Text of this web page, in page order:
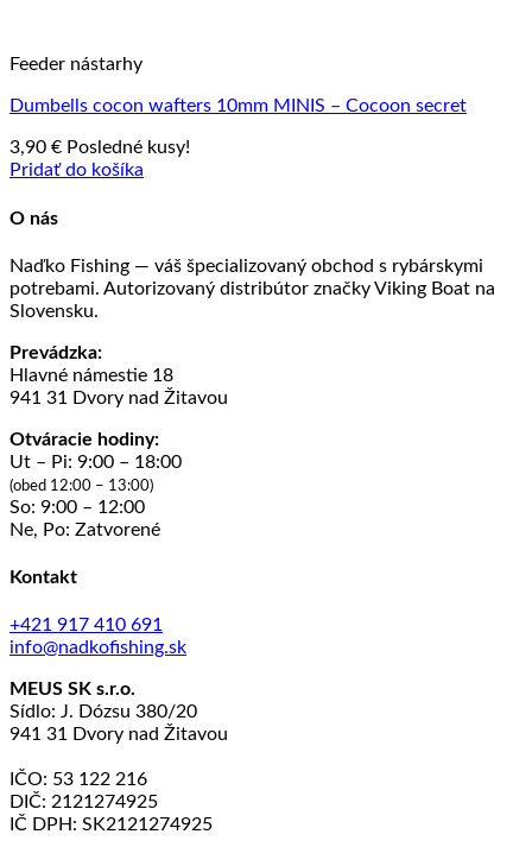
Feeder nástarhy
Dumbells cocon wafters 10mm MINIS – Cocoon secret
3,90 € Posledné kusy!
Pridať do košíka
O nás
Naďko Fishing — váš špecializovaný obchod s rybárskymi
potrebami. Autorizovaný distribútor značky Viking Boat na
Slovensku.
Prevádzka:
Hlavné námestie 18
941 31 Dvory nad Žitavou
Otváracie hodiny:
Ut – Pi: 9:00 – 18:00
(obed 12:00 – 13:00)
So: 9:00 – 12:00
Ne, Po: Zatvorené
Kontakt
+421 917 410 691
info@nadkofishing.sk
MEUS SK s.r.o.
Sídlo: J. Dózsu 380/20
941 31 Dvory nad Žitavou
IČO: 53 122 216
DIČ: 2121274925
IČ DPH: SK2121274925